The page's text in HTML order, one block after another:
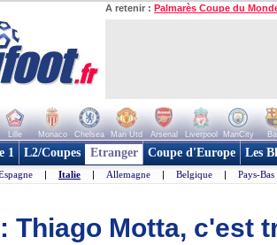
A retenir : Palmarès Coupe du
Lille Monaco Chelsea Man Utd Arsenal Liverpool ManCity
1 L2/Coupes Etranger Coupe d'Europe Les
| Italie | Allemagne | Belgique | Pays-Bas
Thiago Motta, c'est